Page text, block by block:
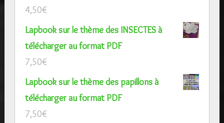
4,50€
Lapbook sur le thème des INSECTES à
télécharger au format PDF
7,50€
Lapbook sur le thème des papillons à
télécharger au format PDF
7,50€